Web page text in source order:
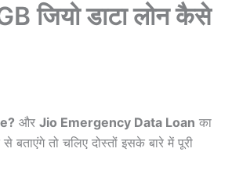
जियो डाटा लोन कैसे
और Jio Emergency Data Loan का
तो चलिए दोस्तों इसके बारे में पूरी